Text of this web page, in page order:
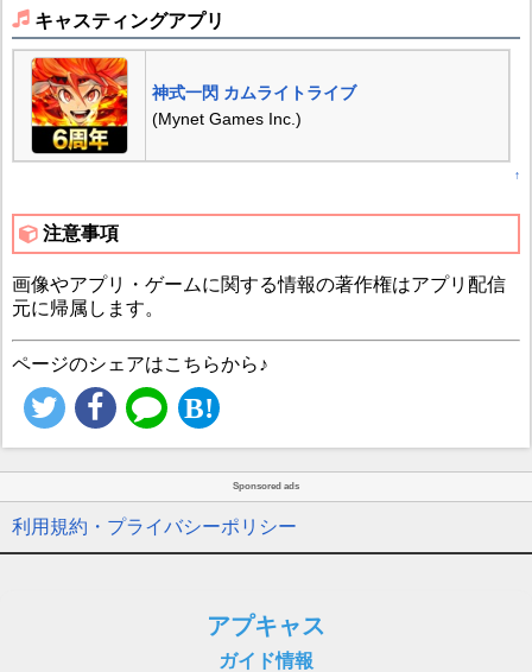
キャスティングアプリ
神式一閃 カムライトライブ
(Mynet Games Inc.)
↑
注意事項
画像やアプリ・ゲームに関する情報の著作権はアプリ配信
元に帰属します。
ページのシェアはこちらから♪
Sponsored ads
利用規約・プライバシーポリシー
アプキャス
ガイド情報